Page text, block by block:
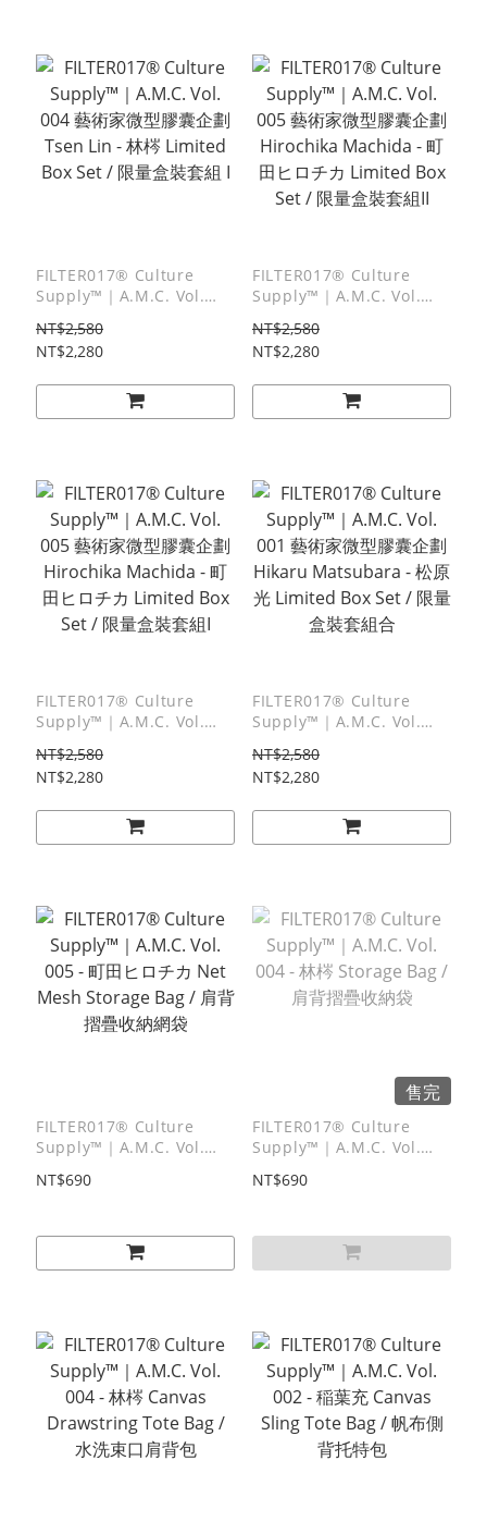
FILTER017® Culture
Supply™｜A.M.C. Vol.
Tsen Lin - 林梣 Limited
Box Set / 限量盒裝套組 I
NT$2,580
NT$2,280
FILTER017® Culture
Supply™｜A.M.C. Vol.
Hirochika Machida - 町田
ヒロチカ Limited Box Set
NT$2,580
NT$2,280
FILTER017® Culture
Supply™｜A.M.C. Vol.
Hirochika Machida - 町田
ヒロチカ Limited Box Set
NT$2,580
NT$2,280
FILTER017® Culture
Supply™｜A.M.C. Vol.
Hikaru Matsubara - 松原
光 Limited Box Set / 限量
NT$2,580
NT$2,280
FILTER017® Culture
Supply™｜A.M.C. Vol.
Mesh Storage Bag / 肩背
NT$690
售完
FILTER017® Culture
Supply™｜A.M.C. Vol.
肩背摺疊收納袋
NT$690